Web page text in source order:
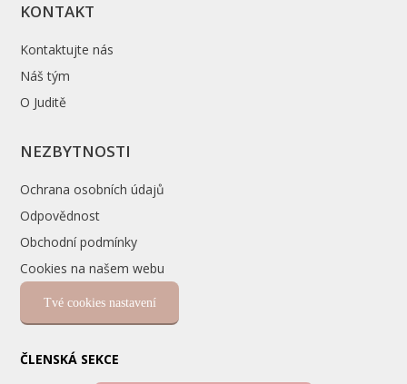
KONTAKT
Kontaktujte nás
Náš tým
O Juditě
NEZBYTNOSTI
Ochrana osobních údajů
Odpovědnost
Obchodní podmínky
Cookies na našem webu
Tvé cookies nastavení
ČLENSKÁ SEKCE